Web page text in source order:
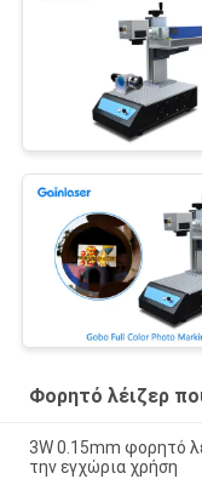
Φορητό λέιζερ
3W 0.15mm φορητό
την εγχώρια χρήση